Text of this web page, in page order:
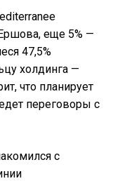
еще 5% —
47,5%
холдинга —
что планирует
переговоры с
с